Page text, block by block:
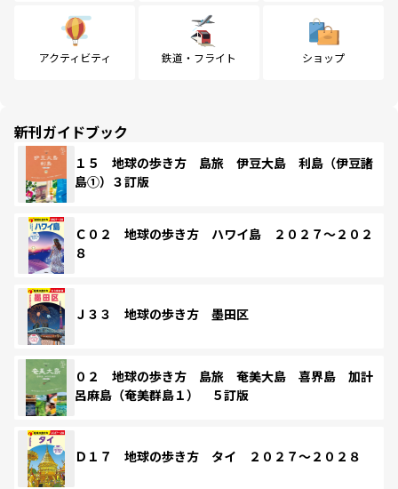
アクティビティ 鉄道・フライト ショップ
新刊ガイドブック
１５ 地球の歩き方 島旅 伊豆大島 利島（伊豆諸
島①）３訂版
Ｃ０２ 地球の歩き方 ハワイ島 ２０２７～２０２
８
Ｊ３３ 地球の歩き方 墨田区
０２ 地球の歩き方 島旅 奄美大島 喜界島 加計
呂麻島（奄美群島１） ５訂版
Ｄ１７ 地球の歩き方 タイ ２０２７～２０２８